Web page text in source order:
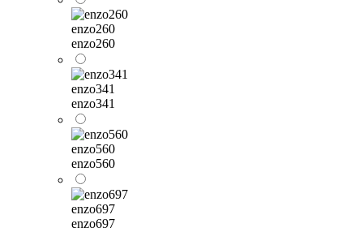
enzo260
enzo260
enzo341
enzo341
enzo560
enzo560
enzo697
enzo697